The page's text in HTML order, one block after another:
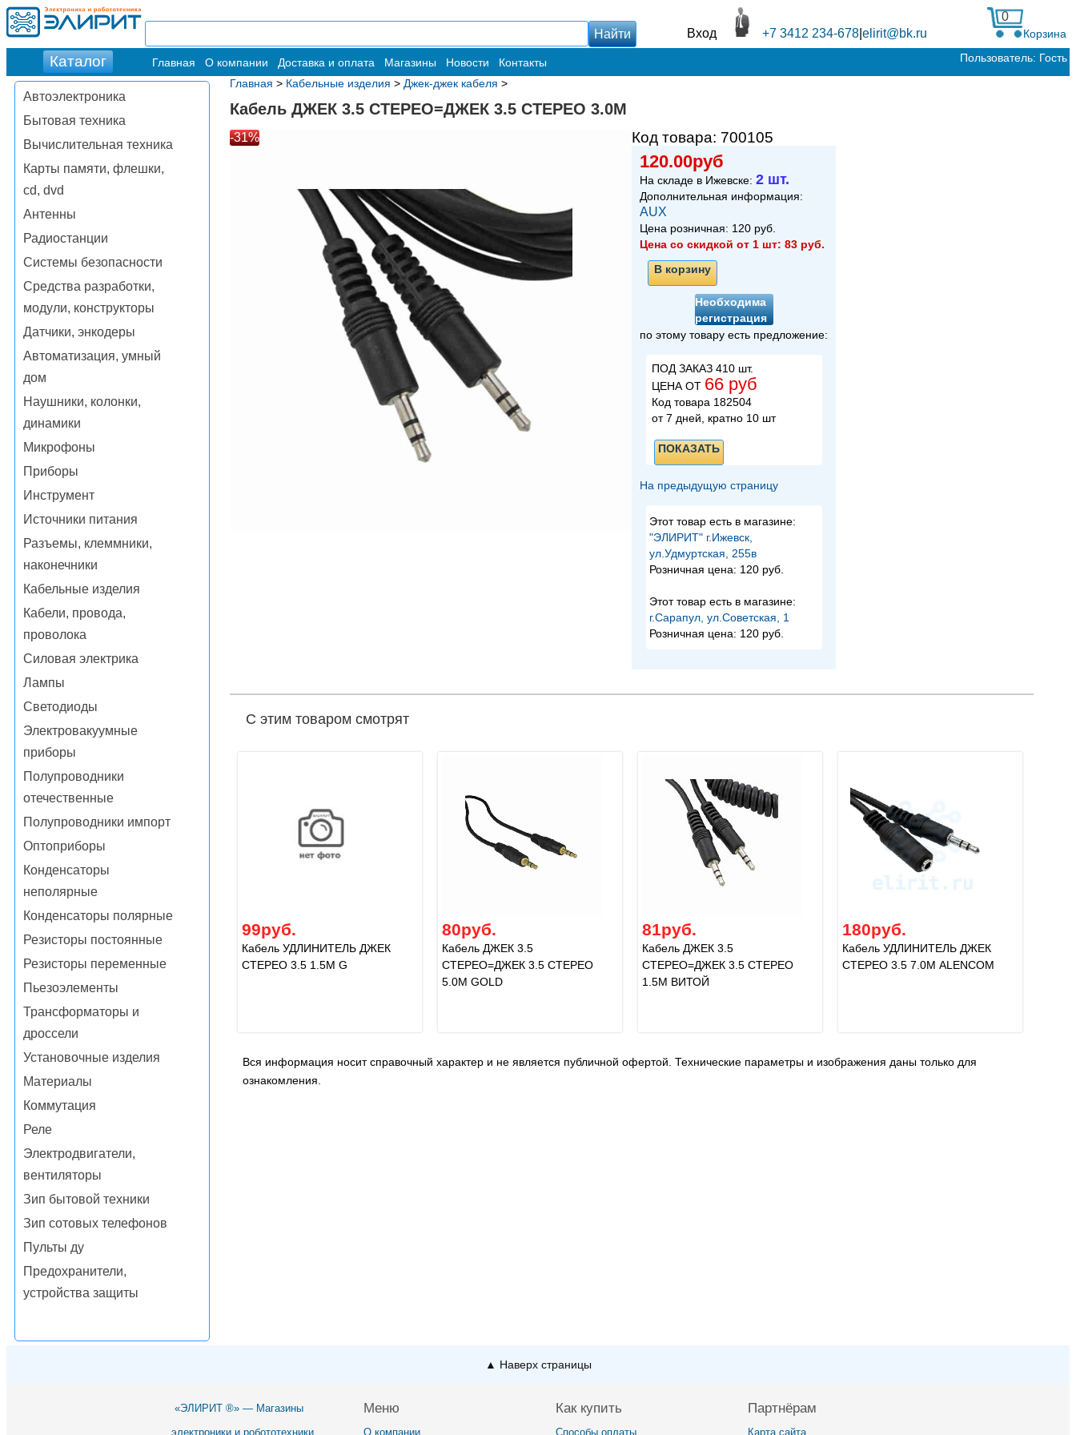
Вход +7 3412 234-678 elirit@bk.ru
0
Корзина
Главная О компании Доставка и оплата Магазины Новости Контакты Пользователь: Гость
Автоэлектроника
Бытовая техника
Вычислительная техника
Карты памяти, флешки,
cd, dvd
Антенны
Радиостанции
Системы безопасности
Средства разработки,
модули, конструкторы
Датчики, энкодеры
Автоматизация, умный
дом
Наушники, колонки,
динамики
Микрофоны
Приборы
Инструмент
Источники питания
Разъемы, клеммники,
наконечники
Кабельные изделия
Кабели, провода,
проволока
Силовая электрика
Лампы
Светодиоды
Электровакуумные
приборы
Полупроводники
отечественные
Полупроводники импорт
Оптоприборы
Конденсаторы
неполярные
Конденсаторы полярные
Резисторы постоянные
Резисторы переменные
Пьезоэлементы
Трансформаторы и
дроссели
Установочные изделия
Материалы
Коммутация
Реле
Электродвигатели,
вентиляторы
Зип бытовой техники
Зип сотовых телефонов
Пульты ду
Предохранители,
устройства защиты
Главная > Кабельные изделия > Джек-джек кабеля >
Кабель ДЖЕК 3.5 СТЕРЕО=ДЖЕК 3.5 СТЕРЕО 3.0M
-31% Код товара: 700105
120.00руб
На складе в Ижевске: 2 шт.
Дополнительная информация:
AUX
Цена розничная: 120 руб.
Цена со скидкой от 1 шт: 83 руб.
В корзину
Необходима
регистрация
по этому товару есть предложение:
ПОД ЗАКАЗ 410 шт.
ЦЕНА ОТ 66 руб
Код товара 182504
от 7 дней, кратно 10 шт
ПОКАЗАТЬ
На предыдущую страницу
Этот товар есть в магазине:
"ЭЛИРИТ" г.Ижевск,
ул.Удмуртская, 255в
Розничная цена: 120 руб.
Этот товар есть в магазине:
г.Сарапул, ул.Советская, 1
Розничная цена: 120 руб.
С этим товаром смотрят
99руб.
Кабель УДЛИНИТЕЛЬ ДЖЕК
СТЕРЕО 3.5 1.5М G
80руб.
Кабель ДЖЕК 3.5
СТЕРЕО=ДЖЕК 3.5 СТЕРЕО
5.0М GOLD
81руб.
Кабель ДЖЕК 3.5
СТЕРЕО=ДЖЕК 3.5 СТЕРЕО
1.5М ВИТОЙ
180руб.
Кабель УДЛИНИТЕЛЬ ДЖЕК
СТЕРЕО 3.5 7.0М ALENCOM
Вся информация носит справочный характер и не является публичной офертой. Технические параметры и изображения даны только для
ознакомления.
▲ Наверх страницы
«ЭЛИРИТ ®» — Магазины
электроники и робототехники
Меню
О компании
Как купить
Способы оплаты
Партнёрам
Карта сайта